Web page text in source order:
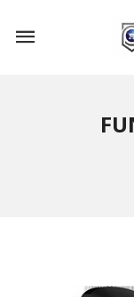
innholdet